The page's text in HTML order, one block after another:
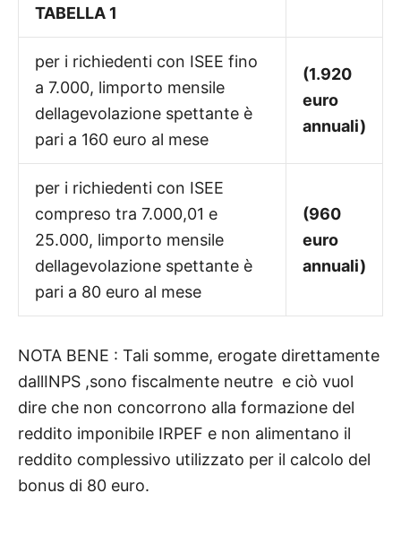
TABELLA 1
per i richiedenti con ISEE fino
a 7.000, limporto mensile
dellagevolazione spettante è
pari a 160 euro al mese
(1.920
euro
annuali)
per i richiedenti con ISEE
compreso tra 7.000,01 e
25.000, limporto mensile
dellagevolazione spettante è
pari a 80 euro al mese
(960
euro
annuali)
NOTA BENE : Tali somme, erogate direttamente
dallINPS ,sono fiscalmente neutre e ciò vuol
dire che non concorrono alla formazione del
reddito imponibile IRPEF e non alimentano il
reddito complessivo utilizzato per il calcolo del
bonus di 80 euro.